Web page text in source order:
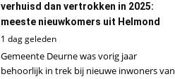
verhuisd dan vertrokken in 2025:
meeste nieuwkomers uit Helmond
1 dag geleden
Gemeente Deurne was vorig jaar
behoorlijk in trek bij nieuwe inwoners van